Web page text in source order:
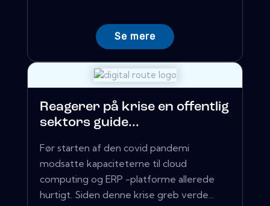
Se mere
Reagerer på krise en offentlig
sektors guide...
Før starten af ​​den covid pandemi
modsatte kapaciteterne til cloud
computing og ERP -platforme allerede
hurtigt. Siden denne krise greb verde...